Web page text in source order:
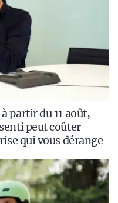
partir du 11 août,
peut coûter
qui vous dérange